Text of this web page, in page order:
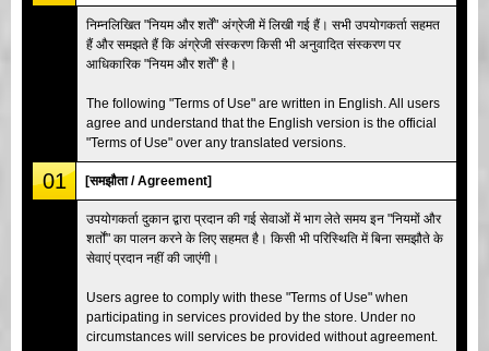
टोक्यो शिबुया एनेक्स टोक्यो बे
टोक्यो असाकुसा ओसाका
निम्नलिखित "नियम और शर्तें" अंग्रेजी में लिखी गई हैं। सभी उपयोगकर्ता सहमत
हैं और समझते हैं कि अंग्रेजी संस्करण किसी भी अनुवादित संस्करण पर
आधिकारिक "नियम और शर्तें" है।
The following "Terms of Use" are written in English. All users
agree and understand that the English version is the official
"Terms of Use" over any translated versions.
01 [समझौता / Agreement]
उपयोगकर्ता दुकान द्वारा प्रदान की गई सेवाओं में भाग लेते समय इन "नियमों और
शर्तों" का पालन करने के लिए सहमत है। किसी भी परिस्थिति में बिना समझौते के
सेवाएं प्रदान नहीं की जाएंगी।
Users agree to comply with these "Terms of Use" when
participating in services provided by the store. Under no
circumstances will services be provided without agreement.